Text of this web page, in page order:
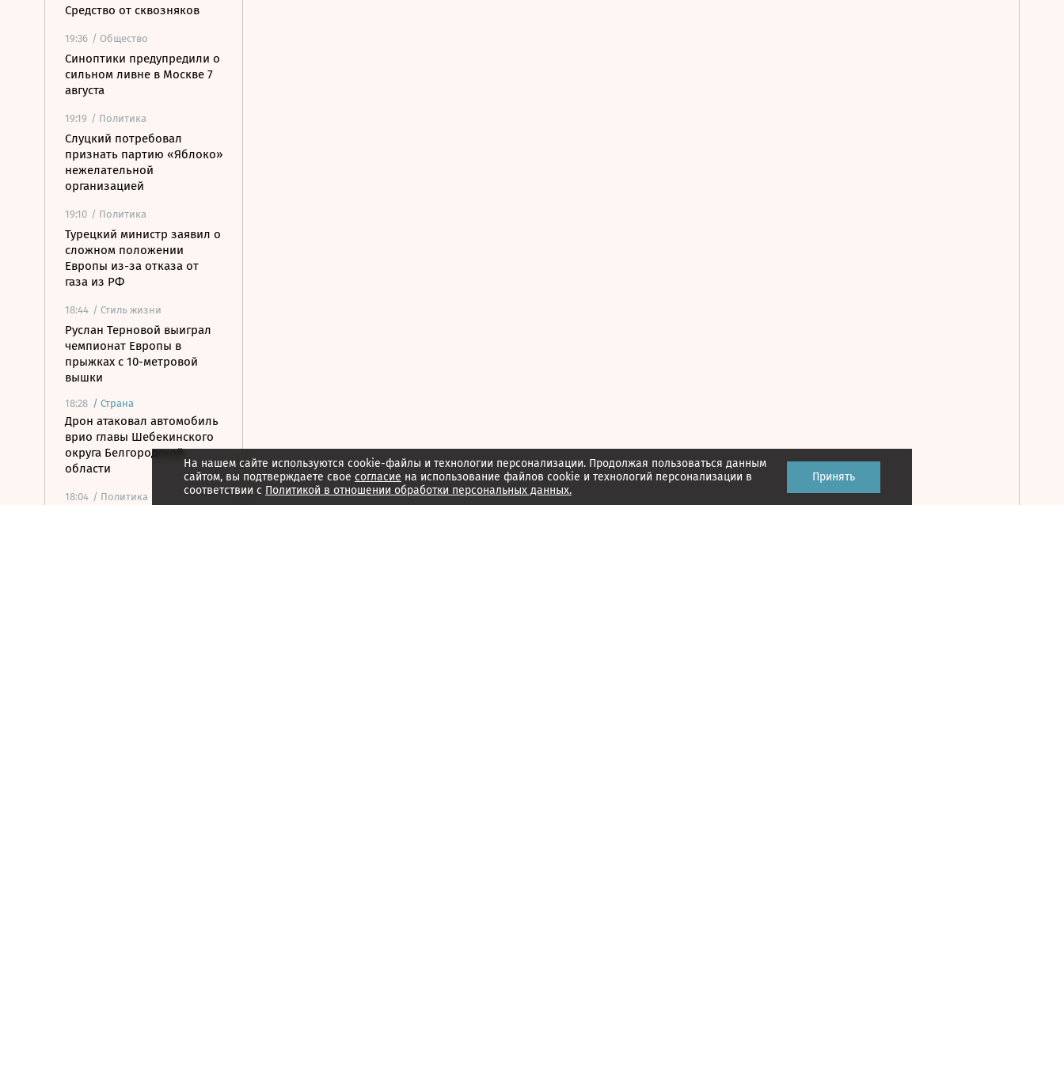
Средство от сквозняков
19:36 / Общество
Синоптики предупредили о
сильном ливне в Москве 7
августа
19:19 / Политика
Слуцкий потребовал
признать партию «Яблоко»
нежелательной
организацией
19:10 / Политика
Турецкий министр заявил о
сложном положении
Европы из-за отказа от
газа из РФ
18:44 / Стиль жизни
Руслан Терновой выиграл
чемпионат Европы в
прыжках с 10-метровой
вышки
18:28 / Страна
Дрон атаковал автомобиль
врио главы Шебекинского
округа Белгородской
области
18:04 / Политика
На нашем сайте используются cookie-файлы и технологии персонализации. Продолжая пользоваться данным
сайтом, вы подтверждаете свое согласие на использование файлов cookie и технологий персонализации в
соответствии с Политикой в отношении обработки персональных данных.
Принять